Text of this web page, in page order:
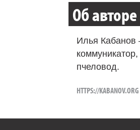
Об авторе
Илья Кабанов
пчеловод.
HTTPS://KABANOV.ORG